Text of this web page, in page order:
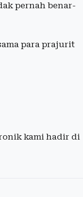
pernah benar-
para prajurit
kami hadir di